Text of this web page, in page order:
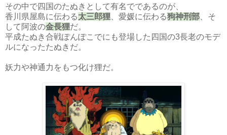
その中で四国のたぬきとして有名でであるのが、
香川県屋島に伝わる太三郎狸 、愛媛に伝わる狗神刑部 、そ
して阿波の金長狸だ。
平成たぬき合戦ぽんぽこでにも登場した四国の3長老のモデ
ルになったたぬきだ。
妖力や神通力をもつ化け狸だ。